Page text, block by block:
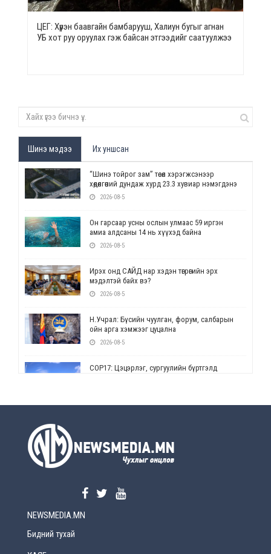
ЦЕГ: Хүрэн баавгайн бамбарууш, Халиун бугыг агнан
УБ хот руу оруулах гэж байсан этгээдийг саатуулжээ
Шинэ мэдээ Их уншсан
“Шинэ тойрог зам” төсөл хэрэгжсэнээр
хөдөлгөөний дундаж хурд 23.3 хувиар нэмэгдэнэ
2026-08-5
Он гарсаар усны ослын улмаас 59 иргэн
амиа алдсаны 14 нь хүүхэд байна
2026-08-5
Ирэх онд САЙД нар хэдэн төгрөгийн эрх
мэдэлтэй байх вэ?
2026-08-5
Н.Учрал: Бүсийн чуулган, форум, салбарын
ойн арга хэмжээг цуцална
2026-08-5
СОР17: Цэцэрлэг, сургуулийн бүртгэлд
2026-08-5
2026-08-5
NEWSMEDIA.MN
Бидний тухай